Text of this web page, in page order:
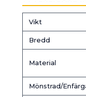
Vikt
Bredd
Material
Mönstrad/